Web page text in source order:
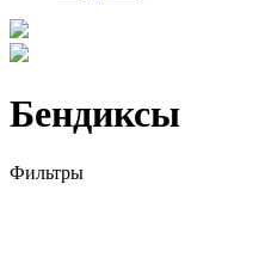
Бендиксы
Фильтры